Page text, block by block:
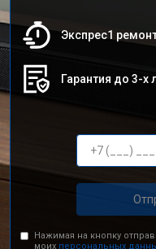
Экспрес1
Гарантия до 3-х
Нажимая на кнопку
моих персональных